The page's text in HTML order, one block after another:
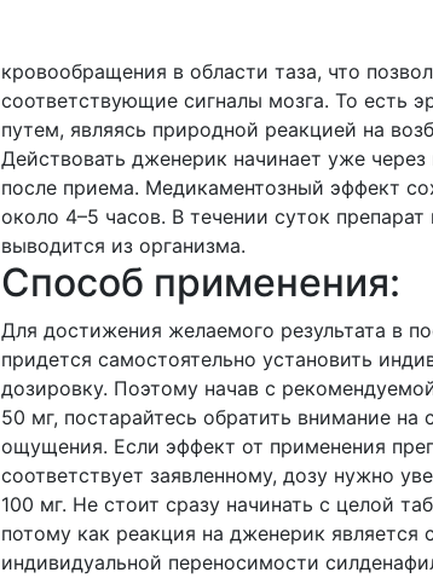
кровообращения в области таза, что
соответствующие сигналы мозга. То есть
путем, являясь природной реакцией на
Действовать дженерик начинает уже через
после приема. Медикаментозный эффект
около 4–5 часов. В течении суток
выводится из организма.
Способ применения:
Для достижения желаемого результата в
придется самостоятельно установить
дозировку. Поэтому начав с
50 мг, постарайтесь обратить внимание на
ощущения. Если эффект от применения
соответствует заявленному, дозу нужно
100 мг. Не стоит сразу начинать с целой
потому как реакция на дженерик является
индивидуальной переносимости